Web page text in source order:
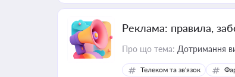
Реклама: правила,
Про що тема: Дотримання
Телеком та зв'язок